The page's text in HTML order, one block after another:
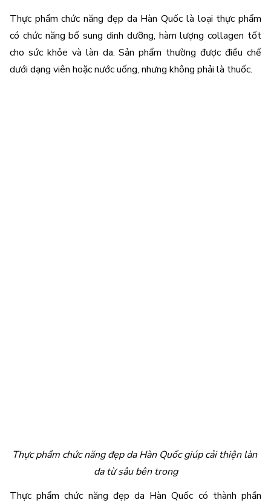
Thực phẩm chức năng đẹp da Hàn Quốc là loại thực phẩm
có chức năng bổ sung dinh dưỡng, hàm lượng collagen tốt
cho sức khỏe và làn da. Sản phẩm thường được điều chế
dưới dạng viên hoặc nước uống, nhưng không phải là thuốc.
Thực phẩm chức năng đẹp da Hàn Quốc giúp cải thiện làn
da từ sâu bên trong
Thực phẩm chức năng đẹp da Hàn Quốc có thành phần